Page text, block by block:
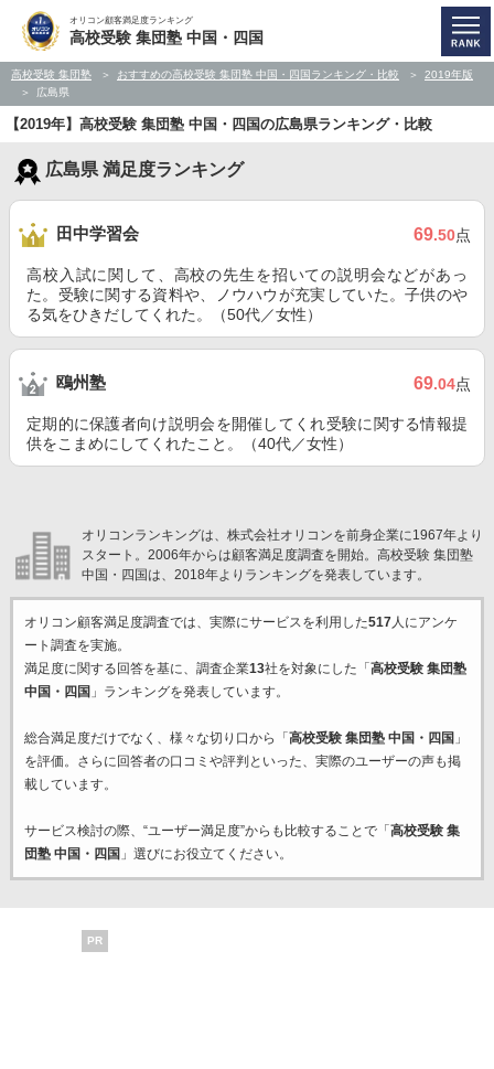
オリコン顧客満足度ランキング
高校受験 集団塾 中国・四国
高校受験 集団塾 おすすめの高校受験 集団塾 中国・四国ランキング・比較
2019年版
広島県
【2019年】高校受験 集団塾 中国・四国の広島県ランキング・比較
広島県 満足度ランキング
田中学習会 69.50点
高校入試に関して、高校の先生を招いての説明会などがあっ
た。受験に関する資料や、ノウハウが充実していた。子供のや
る気をひきだしてくれた。（50代／女性）
鴎州塾 69.04点
定期的に保護者向け説明会を開催してくれ受験に関する情報提
供をこまめにしてくれたこと。（40代／女性）
オリコンランキングは、株式会社オリコンを前身企業に1967年より
スタート。2006年からは顧客満足度調査を開始。高校受験 集団塾
中国・四国は、2018年よりランキングを発表しています。
オリコン顧客満足度調査では、実際にサービスを利用した517人にアンケ
ート調査を実施。
満足度に関する回答を基に、調査企業13社を対象にした「 高校受験 集団塾
中国・四国 」ランキングを発表しています。
総合満足度だけでなく、様々な切り口から「 高校受験 集団塾 中国・四国 」
を評価。さらに回答者の口コミや評判といった、実際のユーザーの声も掲
載しています。
サービス検討の際、“ユーザー満足度”からも比較することで「 高校受験 集
団塾 中国・四国 」選びにお役立てください。
PR